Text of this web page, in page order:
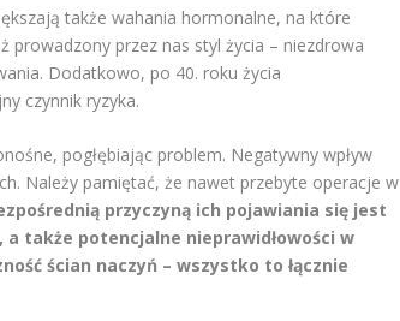
także wahania hormonalne, na które
prowadzony przez nas styl życia – niezdrowa
Dodatkowo, po 40. roku życia
czynnik ryzyka.
pogłębiając problem. Negatywny wpływ
Należy pamiętać, że nawet przebyte operacje w
przyczyną ich pojawiania się jest
także potencjalne nieprawidłowości w
ścian naczyń – wszystko to łącznie